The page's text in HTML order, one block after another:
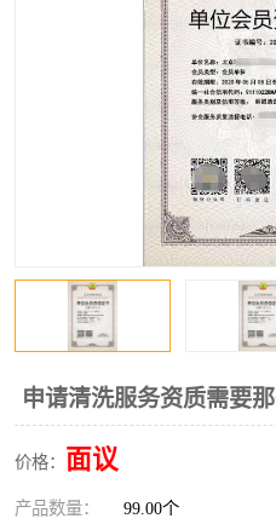
申请清洗服务资质需要
价格： 面议
产品数量： 99.00个
矿用设备检修资质